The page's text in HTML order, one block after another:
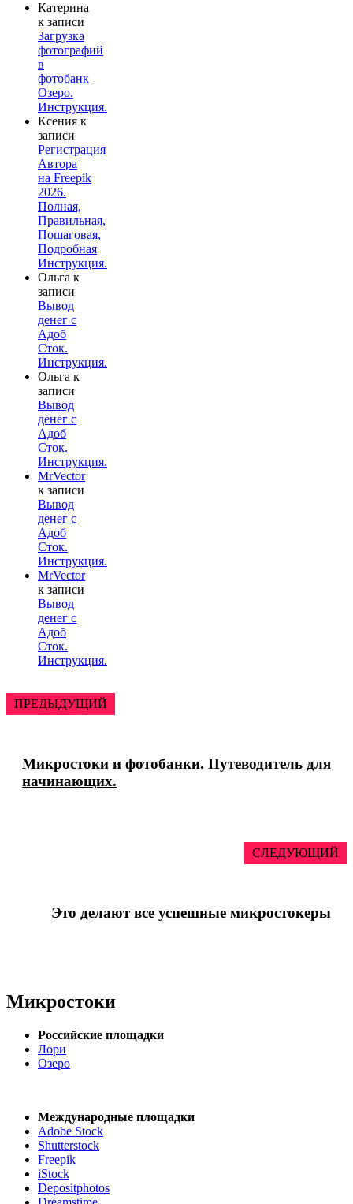
Катерина
к записи
Загрузка
фотографий
в
фотобанк
Озеро.
Инструкция.
Ксения к
записи
Регистрация
Автора
на Freepik
2026.
Полная,
Правильная,
Пошаговая,
Подробная
Инструкция.
Ольга к
записи
Вывод
денег с
Адоб
Сток.
Инструкция.
Ольга к
записи
Вывод
денег с
Адоб
Сток.
Инструкция.
MrVector
к записи
Вывод
денег с
Адоб
Сток.
Инструкция.
MrVector
к записи
Вывод
денег с
Адоб
Сток.
Инструкция.
ПРЕДЫДУЩИЙ
Микростоки и фотобанки. Путеводитель для
начинающих.
СЛЕДУЮЩИЙ
Это делают все успешные микростокеры
Микростоки
Российские площадки
Лори
Озеро
Международные площадки
Adobe Stock
Shutterstock
Freepik
iStock
Depositphotos